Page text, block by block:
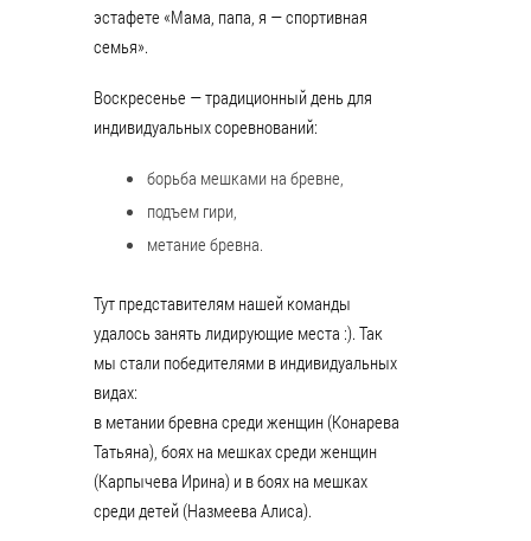
эстафете «Мама, папа, я — спортивная
семья».
Воскресенье — традиционный день для
индивидуальных соревнований:
борьба мешками на бревне,
подъем гири,
метание бревна.
Тут представителям нашей команды
удалось занять лидирующие места :). Так
мы стали победителями в индивидуальных
видах:
в метании бревна среди женщин (Конарева
Татьяна), боях на мешках среди женщин
(Карпычева Ирина) и в боях на мешках
среди детей (Назмеева Алиса).